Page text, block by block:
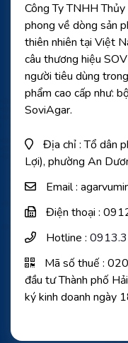
Công Ty TNHH
phong về dòng sản
thiên nhiên tại Việt
câu thương hiệu
người tiêu dùng
phẩm cao cấp như:
SoviAgar.
Địa chỉ : Tổ dân
Lợi), phường An
Email :
Điện thoại :
Hotline :
Mã số thuế :
đầu tư Thành phố
ký kinh doanh ngày